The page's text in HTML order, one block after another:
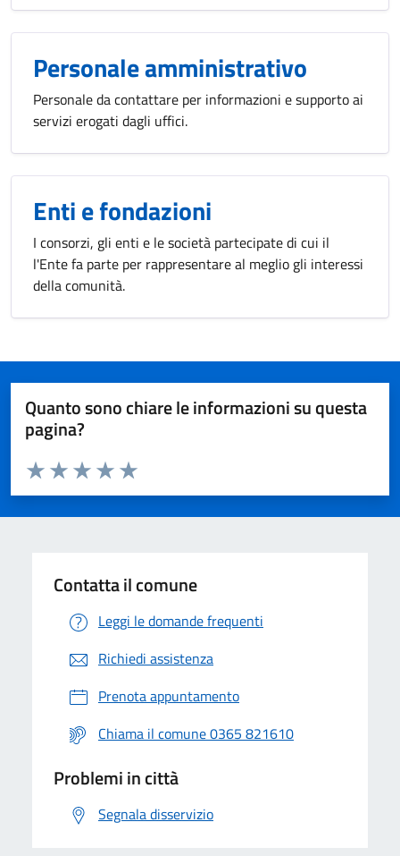
Personale amministrativo
Personale da contattare per informazioni e supporto ai
servizi erogati dagli uffici.
Enti e fondazioni
I consorzi, gli enti e le società partecipate di cui il
l'Ente fa parte per rappresentare al meglio gli interessi
della comunità.
Quanto sono chiare le informazioni su questa
pagina?
Valuta da 1 a 5 stelle la pagina
Valuta 5 stelle su 5
Valuta 4 stelle su 5
Valuta 3 stelle su 5
Valuta 2 stelle su 5
Valuta 1 stelle su 5
Contatta il comune
Leggi le domande frequenti
Richiedi assistenza
Prenota appuntamento
Chiama il comune 0365 821610
Problemi in città
Segnala disservizio